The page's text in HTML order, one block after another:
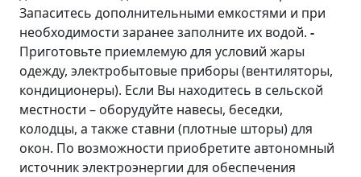
Запаситесь дополнительными емкостями и при
необходимости заранее заполните их водой. -
Приготовьте приемлемую для условий жары
одежду, электробытовые приборы (вентиляторы,
кондиционеры). Если Вы находитесь в сельской
местности – оборудуйте навесы, беседки,
колодцы, а также ставни (плотные шторы) для
окон. По возможности приобретите автономный
источник электроэнергии для обеспечения